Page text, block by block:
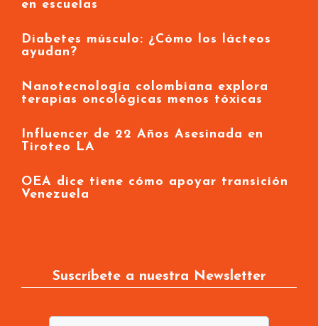
en escuelas
Diabetes músculo: ¿Cómo los lácteos
ayudan?
Nanotecnología colombiana explora
terapias oncológicas menos tóxicas
Influencer de 22 Años Asesinada en
Tiroteo LA
OEA dice tiene cómo apoyar transición
Venezuela
Suscríbete a nuestra Newsletter